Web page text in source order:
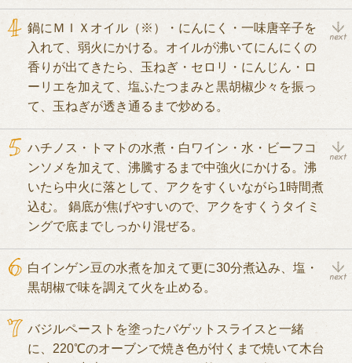
鍋にＭＩＸオイル（※）・にんにく・一味唐辛子を
入れて、弱火にかける。オイルが沸いてにんにくの
香りが出てきたら、玉ねぎ・セロリ・にんじん・ロ
ーリエを加えて、塩ふたつまみと黒胡椒少々を振っ
て、玉ねぎが透き通るまで炒める。
ハチノス・トマトの水煮・白ワイン・水・ビーフコ
ンソメを加えて、沸騰するまで中強火にかける。沸
いたら中火に落として、アクをすくいながら1時間煮
込む。 鍋底が焦げやすいので、アクをすくうタイミ
ングで底までしっかり混ぜる。
白インゲン豆の水煮を加えて更に30分煮込み、塩・
黒胡椒で味を調えて火を止める。
バジルペーストを塗ったバゲットスライスと一緒
に、220℃のオーブンで焼き色が付くまで焼いて木台